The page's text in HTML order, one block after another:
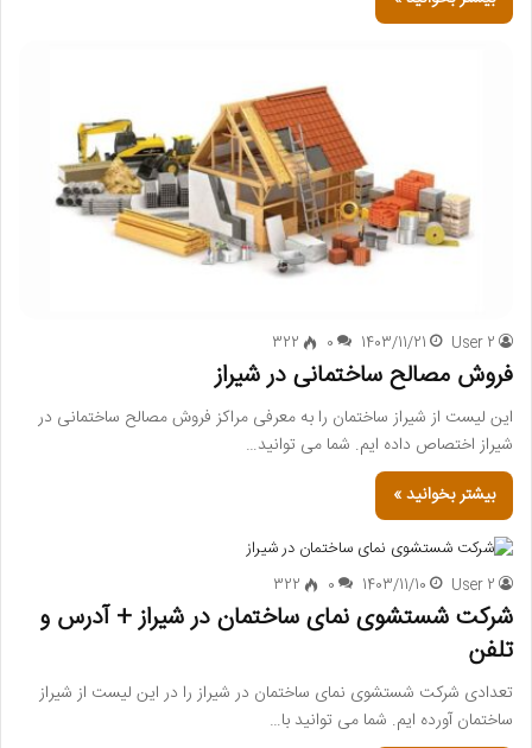
User 2
1403/11/21
0
322
فروش مصالح ساختمانی در شیراز
این لیست از شیراز ساختمان را به معرفی مراکز فروش مصالح ساختمانی در
شیراز اختصاص داده ایم. شما می توانید…
بیشتر بخوانید »
User 2
1403/11/10
0
322
شرکت شستشوی نمای ساختمان در شیراز + آدرس و
تلفن
تعدادی شرکت شستشوی نمای ساختمان در شیراز را در این لیست از شیراز
ساختمان آورده ایم. شما می توانید با…